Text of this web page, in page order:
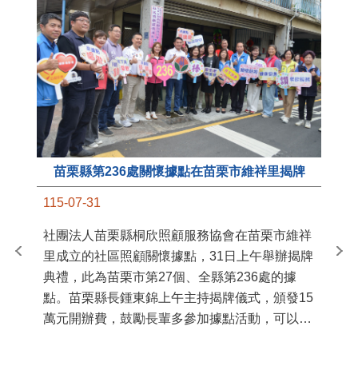
苗栗縣第236處關懷據點在苗栗市維祥里揭牌
115-07-31
社團法人苗栗縣桐欣照顧服務協會在苗栗市維祥
里成立的社區照顧關懷據點，31日上午舉辦揭牌
典禮，此為苗栗市第27個、全縣第236處的據
點。苗栗縣長鍾東錦上午主持揭牌儀式，頒發15
萬元開辦費，鼓勵長輩多參加據點活動，可以更
苗